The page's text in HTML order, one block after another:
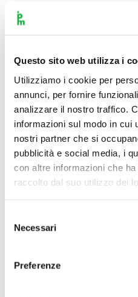
Questo sito web utilizza i
Utilizziamo i cookie per
annunci, per fornire
analizzare il nostro traffico.
informazioni sul modo in cui
nostri partner che si
pubblicità e social media, i
con altre informazioni che
raccolto dal suo utilizzo dei
delNecessari
Preferenze